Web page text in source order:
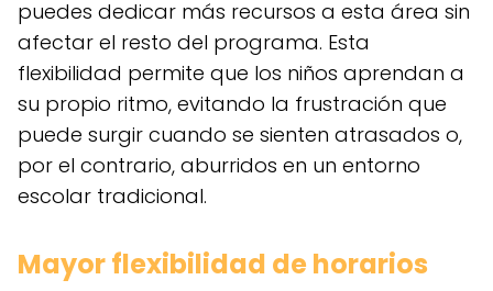
puedes dedicar más recursos a esta área sin
afectar el resto del programa. Esta
flexibilidad permite que los niños aprendan a
su propio ritmo, evitando la frustración que
puede surgir cuando se sienten atrasados o,
por el contrario, aburridos en un entorno
escolar tradicional.
Mayor flexibilidad de horarios